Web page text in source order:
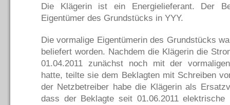
Die Klägerin ist ein Energielieferant. Der
Eigentümer des Grundstücks in YYY.
Die vormalige Eigentümerin des Grundstücks
beliefert worden. Nachdem die Klägerin die
01.04.2011 zunächst noch mit der
hatte, teilte sie dem Beklagten mit Schreiben
der Netzbetreiber habe die Klägerin als
dass der Beklagte seit 01.06.2011 elektrische